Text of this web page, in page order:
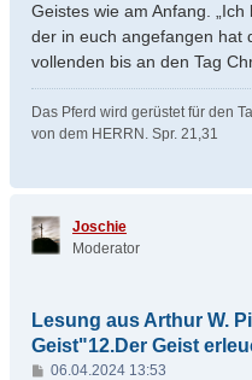
Geistes wie am Anfang.
der in euch angefangen hat
vollenden bis an den Tag
Das Pferd wird gerüstet für den
von dem HERRN. Spr. 21,31
Joschie
Moderator
Lesung aus Arthur W.
Geist"12.Der Geist
B06.04.2024 13:53